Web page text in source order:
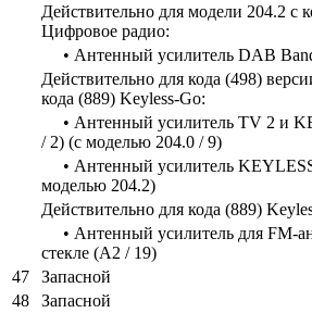
Действительно для модели 204.2 с
Цифровое радио:
• Антенный усилитель DAB
Действительно для кода (498)
кода (889) Keyless-Go:
• Антенный усилитель TV 2 и
/ 2) (с моделью 204.0 / 9)
• Антенный усилитель
моделью 204.2)
Действительно для кода (889)
• Антенный усилитель для FM-
стекле (A2 / 19)
47
Запасной
48
Запасной